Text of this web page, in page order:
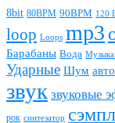
8bit 80BPM 90BPM 120
loop Loops mp3
Барабаны Вода Музыка
Ударные Шум авто
звук звуковые
рок синтезатор